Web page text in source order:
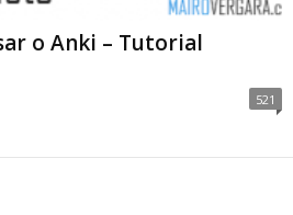
o Anki – Tutorial
521